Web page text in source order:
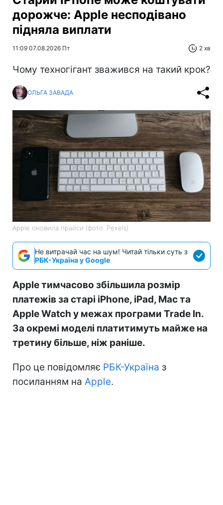
дорожче: Apple несподівано
підняла виплати
11:09 07.08.2026 Пт 2 хв
Чому техногігант зважився на такий крок?
ОЛЬГА ЗАВАДА
Apple оновила прайси (фото: Pexels)
Не витрачай час на шум! Читай тільки суть з
РБК-Україна у Google
Apple тимчасово збільшила розмір
платежів за старі iPhone, iPad, Mac та
Apple Watch у межах програми Trade In.
За окремі моделі платитимуть майже на
третину більше, ніж раніше.
Про це повідомляє РБК-Україна з
посиланням на Apple.